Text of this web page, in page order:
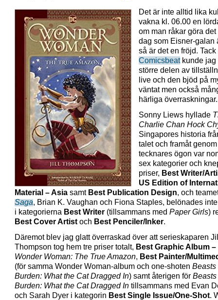
Det är inte alltid lika
vakna kl. 06.00 en
om man råkar göra det
dag som Eisner-galan
så är det en fröjd. Tack
Comicsbeatkunde jag
större delen av
live och den bjöd på
väntat men också
härliga överraskningar.
Sonny Liews hyllade
Charlie Chan Hock
Singapores historia
talet och framåt
tecknares ögon var
sex kategorier och
priser, Best Writer/
US Edition of
Material – Asia samt Best Publication Design, och
Saga, Brian K. Vaughan och Fiona Staples, belönades
i kategorierna Best Writer (tillsammans med Paper Girls)
Best Cover Artist och Best Penciler/Inker.
Däremot blev jag glatt överraskad över att serieskaparen
Thompson tog hem tre priser totalt, Best Graphic Album –
Wonder Woman: The True Amazon, Best Painter/
(för samma Wonder Woman-album och one-shoten Beasts
Burden: What the Cat Dragged In) samt återigen för Beasts
Burden: What the Cat Dragged In tillsammans med Evan
och Sarah Dyer i kategorin Best Single Issue/One-Shot.